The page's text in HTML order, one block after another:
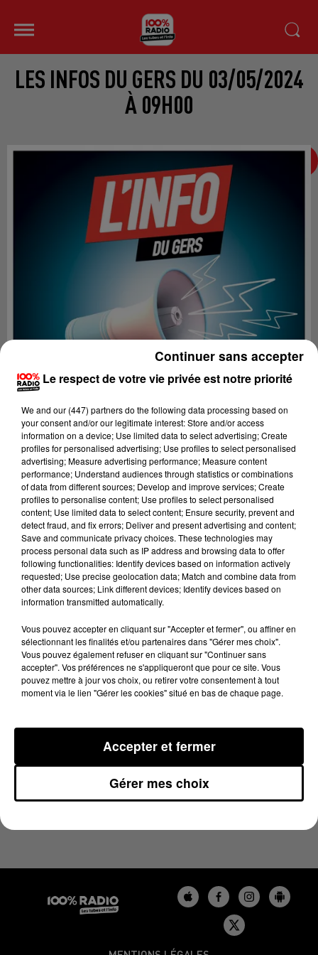
LES INFOS DU GERS DU 03/05/2024
À 09H00
Lecture (4 min 22 sec)
100%
3 mai 2024 - 4 min 22 sec
LES INFOS DU GERS DU 03/05/2024 À 09H00
Le respect de votre vie privée est notre priorité
We and our (447) partnersdo the following data processing based on
your consent and/or our legitimate interest: Store and/or access
information on a device; Use limited data to select advertising; Create
profiles for personalised advertising; Use profiles to select personalised
advertising; Measure advertising performance; Measure content
performance; Understand audiences through statistics or combinations
of data from different sources; Develop and improve services; Create
profiles to personalise content; Use profiles to select personalised
content; Use limited data to select content; Ensure security, prevent and
detect fraud, and fix errors; Deliver and present advertising and content;
Save and communicate privacy choices. These technologies may
process personal data such as IP address and browsing data to offer
following functionalities: Identify devices based on information actively
requested; Use precise geolocation data; Match and combine data from
other data sources; Link different devices; Identify devices based on
information transmitted automatically.
Vous pouvez accepter en cliquant sur "Accepter et fermer", ou affiner en
sélectionnant les finalités et/ou partenaires dans "Gérer mes choix".
Vous pouvez également refuser en cliquant sur "Continuer sans
accepter". Vos préférences ne s'appliqueront que pour ce site. Vous
pouvez mettre à jour vos choix, ou retirer votre consentement à tout
moment via le lien "Gérer les cookies" situé en bas de chaque page.
Gérer mes choix
Accepter et fermer
Continuer sans accepter